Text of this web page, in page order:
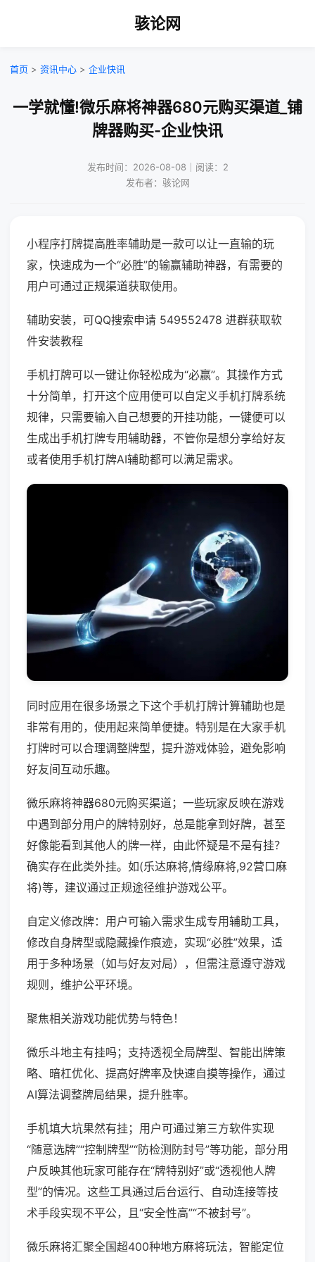
骇论网
首页 > 资讯中心 > 企业快讯
一学就懂!微乐麻将神器680元购买渠道_铺
牌器购买-企业快讯
发布时间：2026-08-08｜阅读：2
发布者：骇论网
小程序打牌提高胜率辅助是一款可以让一直输的玩
家，快速成为一个“必胜”的输赢辅助神器，有需要的
用户可通过正规渠道获取使用。
辅助安装，可QQ搜索申请 549552478 进群获取软
件安装教程
手机打牌可以一键让你轻松成为“必赢”。其操作方式
十分简单，打开这个应用便可以自定义手机打牌系统
规律，只需要输入自己想要的开挂功能，一键便可以
生成出手机打牌专用辅助器，不管你是想分享给好友
或者使用手机打牌AI辅助都可以满足需求。
同时应用在很多场景之下这个手机打牌计算辅助也是
非常有用的，使用起来简单便捷。特别是在大家手机
打牌时可以合理调整牌型，提升游戏体验，避免影响
好友间互动乐趣。
微乐麻将神器680元购买渠道；一些玩家反映在游戏
中遇到部分用户的牌特别好，总是能拿到好牌，甚至
好像能看到其他人的牌一样，由此怀疑是不是有挂？
确实存在此类外挂。如(乐达麻将,情缘麻将,92营口麻
将)等，建议通过正规途径维护游戏公平。
自定义修改牌：用户可输入需求生成专用辅助工具，
修改自身牌型或隐藏操作痕迹，实现“必胜”效果，适
用于多种场景（如与好友对局），但需注意遵守游戏
规则，维护公平环境。
聚焦相关游戏功能优势与特色！
微乐斗地主有挂吗；支持透视全局牌型、智能出牌策
略、暗杠优化、提高好牌率及快速自摸等操作，通过
AI算法调整牌局结果，提升胜率。
手机填大坑果然有挂；用户可通过第三方软件实现
“随意选牌”“控制牌型”“防检测防封号”等功能，部分用
户反映其他玩家可能存在“牌特别好”或“透视他人牌
型”的情况。这些工具通过后台运行、自动连接等技
术手段实现不平公，且“安全性高”“不被封号”。
微乐麻将汇聚全国超400种地方麻将玩法，智能定位